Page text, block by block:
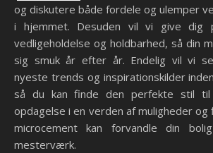
og diskutere både fordele og ulemper
i hjemmet. Desuden vil vi give dig
vedligeholdelse og holdbarhed, så din
sig smuk år efter år. Endelig vil vi
nyeste trends og inspirationskilder
så du kan finde den perfekte stil
opdagelse i en verden af muligheder og
microcement kan forvandle din
mesterværk.